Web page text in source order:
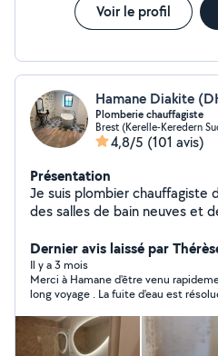
Voir le profil
Plomberie chauffagiste
Brest (Kerelle-Keredern
4,8/5 (101 avis)
Présentation
Je suis plombier chauffagiste
des salles de bain neuves et de
vasque et de paroi de
toilettes y compris suspendus,
de chauffage. Enfin je réalise
travaux dans la maison
N'hésitez à me contacter. À
Dernier avis laissé par
Il y a 3 mois
Merci à Hamane d'être venu
long voyage . La fuite d'eau est